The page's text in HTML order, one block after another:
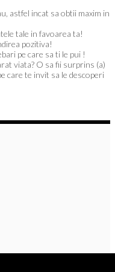
astfel incat sa obtii maxim in
tale in favoarea ta!
pozitiva!
pe care sa ti le pui !
viata? O sa fii surprins (a)
care te invit sa le descoperi